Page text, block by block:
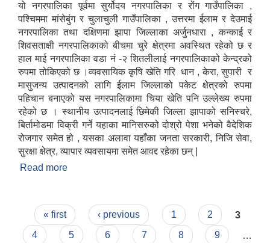
यो नगरपालिका पूर्वमा सुर्योदय नगरपालिका र रोंग गाउँपालिका ,
पश्चिममा मांसेबुंग र चुलाचुली गाउँपालिका , उत्तरमा ईलाम र देउमाई
नगरपालिका तथा दक्षिणमा झापा जिल्लाका अर्जुनधारा , कन्काई र
शिवसताक्षी नगरपालिकाको बीचमा चुरे क्षेत्रमा अवस्थित रहेको छ र
हाल माई नगरपालिका वडा नं -२ शितलीलाई नगरपालिकाको केन्द्रको
रुपमा तोकिएको छ ।व्यवसायिक कृषि खेति गरि धान , केरा, सुपारी र
मासुजन्य उत्पादनको लागि ईलाम जिल्लाको पकेट क्षेत्रको रुपमा
पहिचान बनाएको यस नगरपालिकामा चिया खेति पनि उल्लेख्य रुपमा
रहेको छ । स्थानीय उत्पादनलाई छिमेकी जिल्ला झापाको सनिस्चरे,
बिर्तामोडमा विक्री गर्ने यहाका मानिसरुको दोश्रो पेशा भनेको वैदेशिक
रोजगार समेत हो , यसका अलावा यहाँका जनता सरकारी, निजि सेवा,
सुरक्षा क्षेत्र, व्यापार व्यवसायमा समेत आवद्द रहेका छन् |
Read more
Pages
« first ‹ previous 1 2
3
4
5 6 7 8 9